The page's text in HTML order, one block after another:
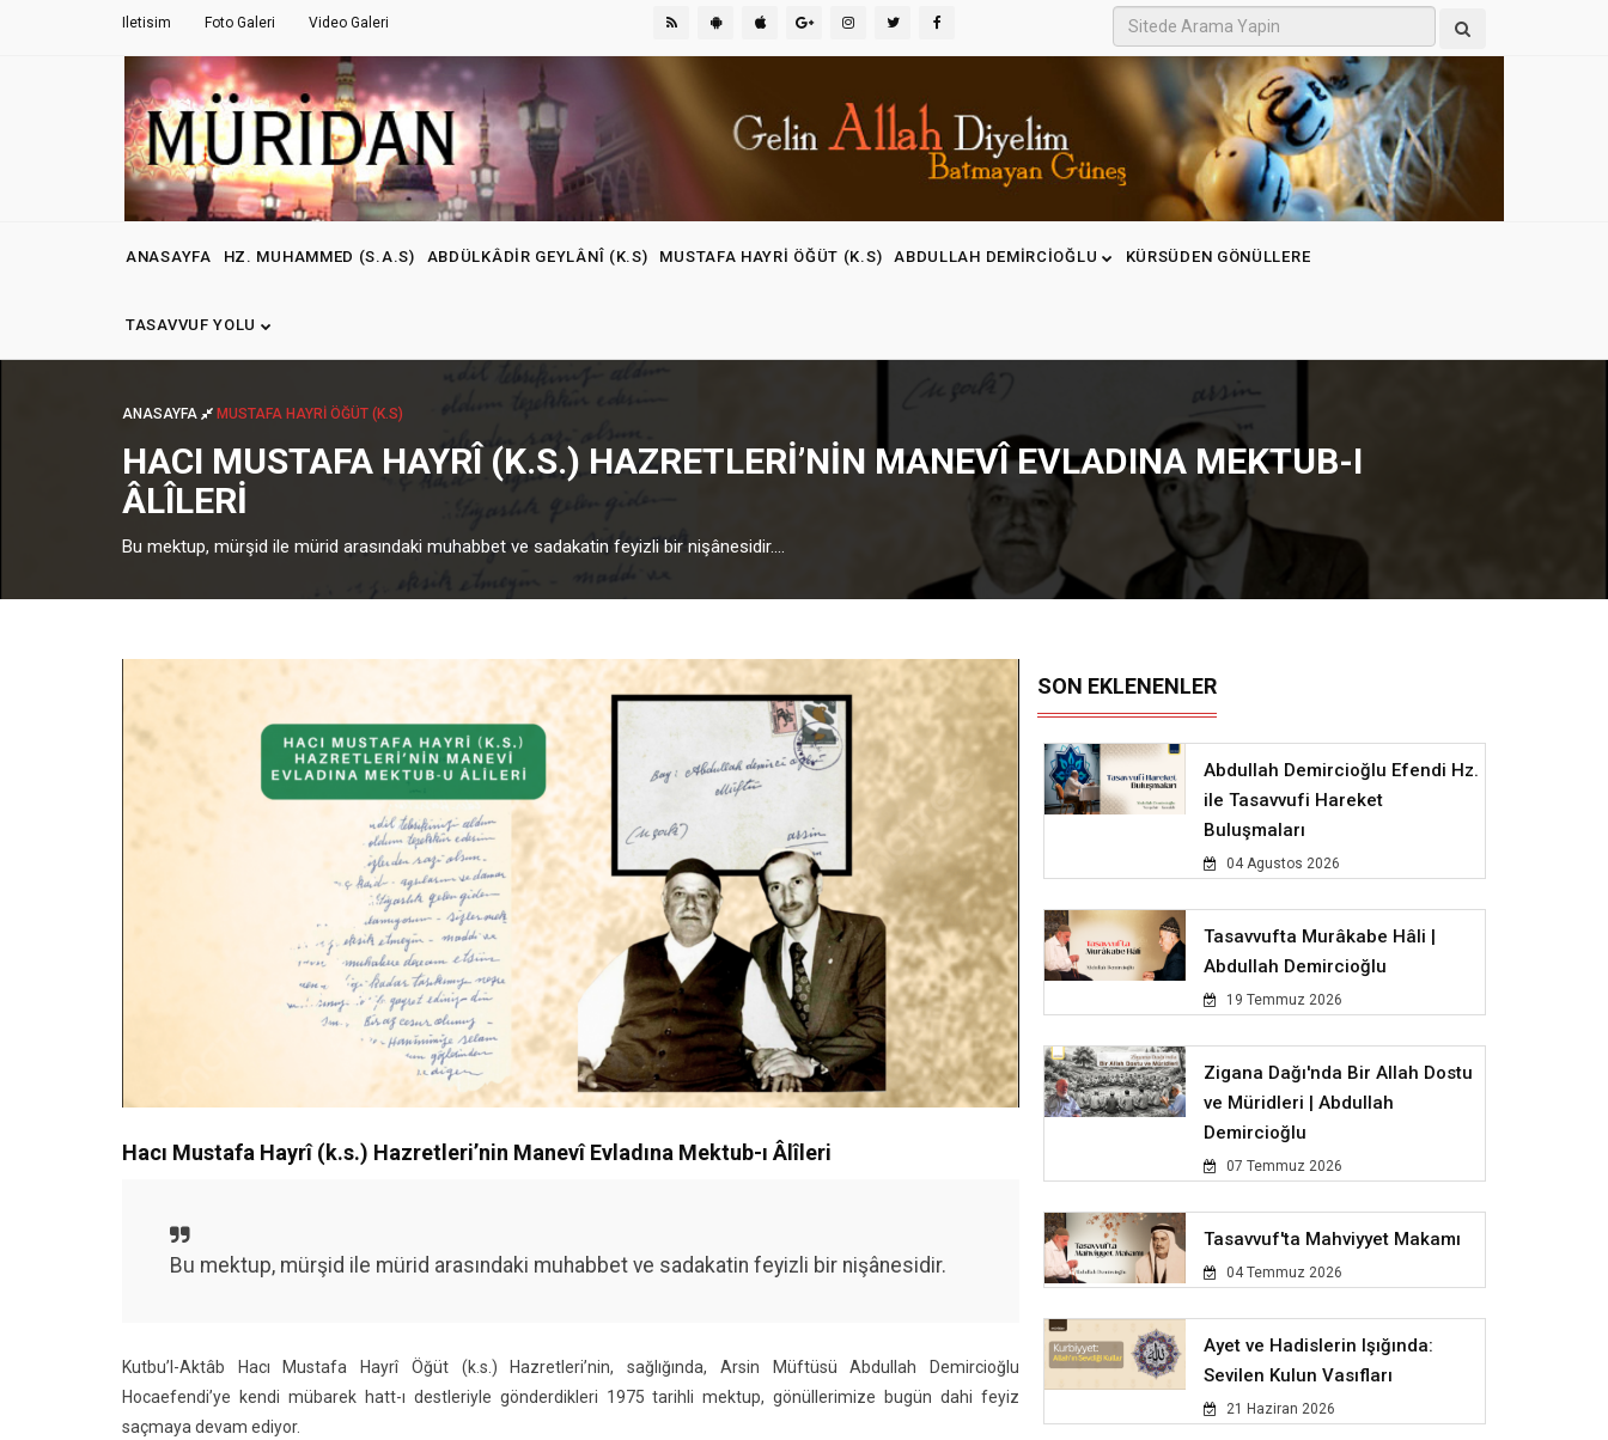
Iletisim Foto Galeri Video Galeri
ANASAYFA HZ. MUHAMMED (S.A.S) ABDÜLKÂDIR GEYLÂNÎ (K.S) MUSTAFA HAYRI ÖĞÜT (K.S) ABDULLAH DEMIRCIOĞLU KÜRSÜDEN GÖNÜLLERE
TASAVVUF YOLU
ANASAYFA MUSTAFA HAYRI ÖĞÜT (K.S)
HACI MUSTAFA HAYRÎ (K.S.) HAZRETLERI’NIN MANEVÎ EVLADINA MEKTUB-I
ÂLÎLERI
Bu mektup, mürşid ile mürid arasındaki muhabbet ve sadakatin feyizli bir nişânesidir....
Hacı Mustafa Hayrî (k.s.) Hazretleri’nin Manevî Evladına Mektub-ı Âlîleri
Bu mektup, mürşid ile mürid arasındaki muhabbet ve sadakatin feyizli bir nişânesidir.
Kutbu’l-Aktâb Hacı Mustafa Hayrî Öğüt (k.s.) Hazretleri’nin, sağlığında, Arsin Müftüsü Abdullah Demircioğlu
Hocaefendi’ye kendi mübarek hatt-ı destleriyle gönderdikleri 1975 tarihli mektup, gönüllerimize bugün dahi feyiz
saçmaya devam ediyor.
SON EKLENENLER
Abdullah Demircioğlu Efendi Hz.
ile Tasavvufi Hareket
Buluşmaları
04 Agustos 2026
Tasavvufta Murâkabe Hâli |
Abdullah Demircioğlu
19 Temmuz 2026
Zigana Dağı'nda Bir Allah Dostu
ve Müridleri | Abdullah
Demircioğlu
07 Temmuz 2026
Tasavvuf'ta Mahviyyet Makamı
04 Temmuz 2026
Ayet ve Hadislerin Işığında:
Sevilen Kulun Vasıfları
21 Haziran 2026